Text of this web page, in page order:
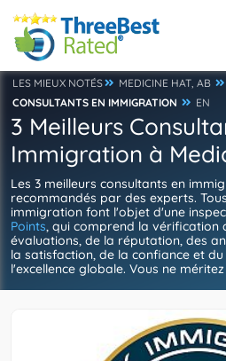
LES MIEUX NOTÉS
MEDICINE HAT, AB
CONSULTANTS EN IMMIGRATION
EN
3 Meilleurs
Immigration à
Les 3 meilleurs consultants en
recommandés par des experts.
immigration font l'objet d'une
Points, qui comprend la vérification
évaluations, de la réputation, des
la satisfaction, de la confiance et
l'excellence globale. Vous ne